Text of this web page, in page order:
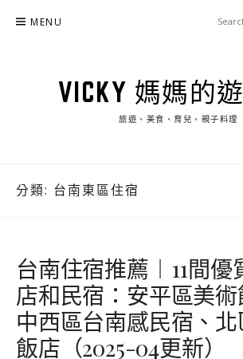
MENU
VICKY 媽媽的
旅遊、美食、育兒、親子料理
分類: 台南東區住宿
台南住宿推薦︱11間優
店和民宿：安平區美術
中西區台南感民宿、
飯店（2025-04更新）